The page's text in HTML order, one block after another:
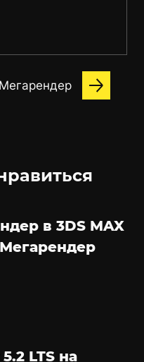
в 3DS MAX
LTS на